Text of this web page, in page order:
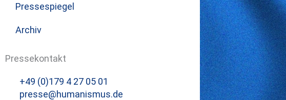
Pressespiegel
Archiv
Pressekontakt
+49 (0)179 4 27 05 01
presse@humanismus.de